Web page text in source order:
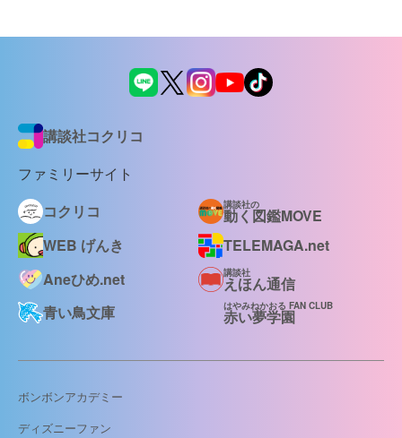
講談社コクリコ
ファミリーサイト
コクリコ
講談社の
動く図鑑MOVE
WEB げんき
TELEMAGA.net
Aneひめ.net
講談社
えほん通信
青い鳥文庫
はやみねかおる FAN CLUB
赤い夢学園
ボンボンアカデミー
ディズニーファン